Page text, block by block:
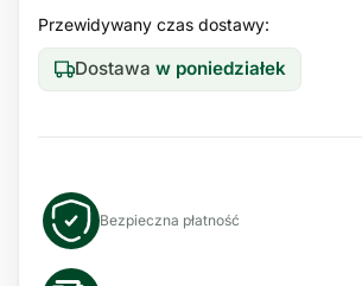
Przewidywany czas dostawy:
Dostawa w poniedziałek
Bezpieczna płatność